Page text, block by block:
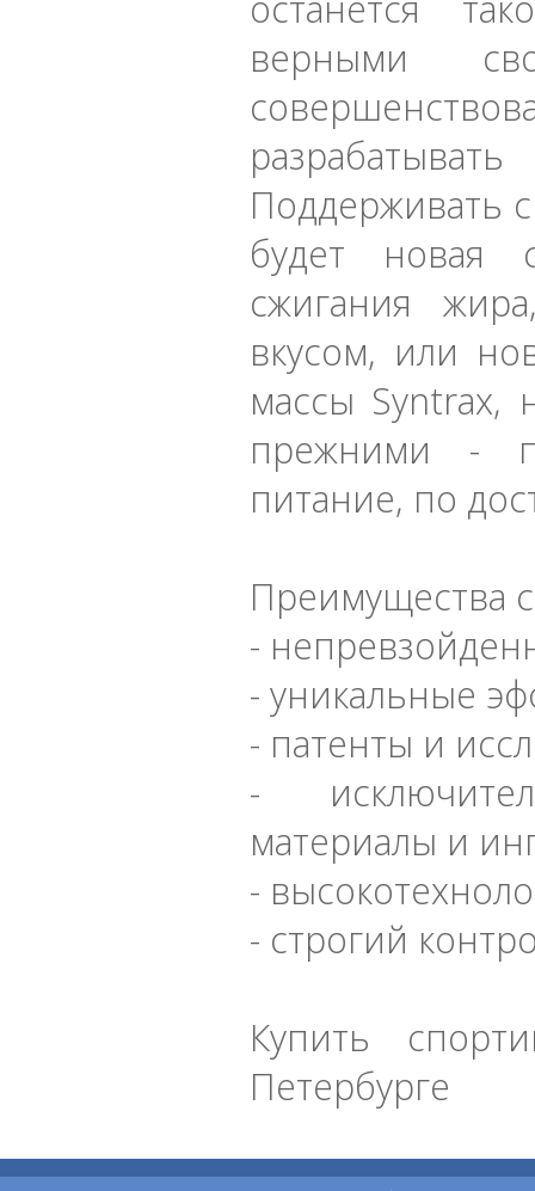
верными
Поддерживать
будет новая
сжигания
вкусом, или
массы Syntrax,
прежними -
питание, по
Преимущества
-
- уникальные
- патенты и
-
материалы и
-
- строгий
Купить
Петербурге